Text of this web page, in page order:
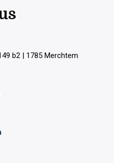
b2 | 1785 Merchtem